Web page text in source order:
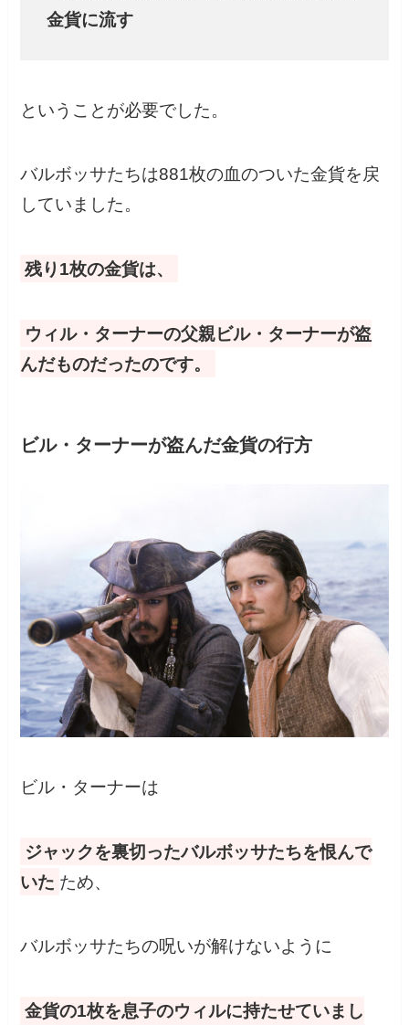
金貨に流す
ということが必要でした。
バルボッサたちは881枚の血のついた金貨を戻
していました。
残り1枚の金貨は、
ウィル・ターナーの父親ビル・ターナーが盗
んだものだったのです。
ビル・ターナーが盗んだ金貨の行方
ビル・ターナーは
ジャックを裏切ったバルボッサたちを恨んで
いた ため、
バルボッサたちの呪いが解けないように
金貨の1枚を息子のウィルに持たせていまし